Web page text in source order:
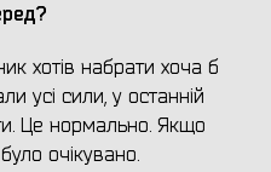
хотів набрати хоча б
усі сили, у останній
Це нормально. Якщо
очікувано.